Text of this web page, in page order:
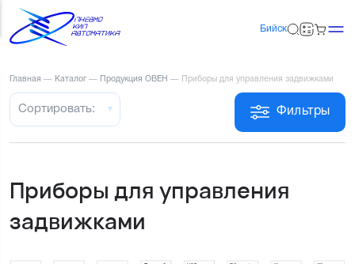
Бийск
Главная — Каталог — Продукция ОВЕН — Приборы для управления задвижками
Фильтры
Сортировать:
Приборы для управления
задвижками